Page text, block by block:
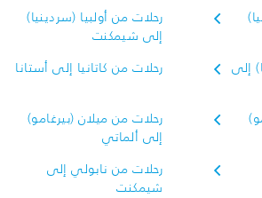
رحلات من أولبيا (سردينيا)
إلى شيمكنت
إلى
رحلات من كاتانيا إلى أستانا
رحلات من ميلان (بيرغامو)
إلى ألماتي
رحلات من نابولي إلى
شيمكنت